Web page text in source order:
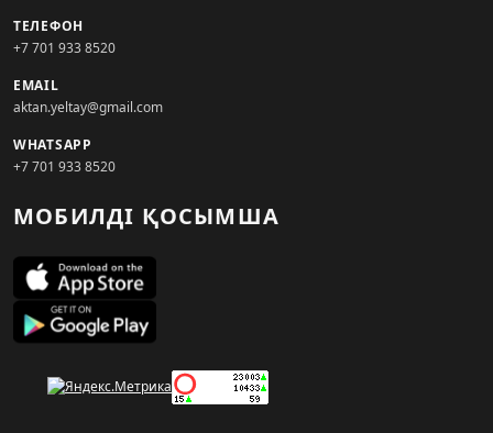
ТЕЛЕФОН
+7 701 933 8520
EMAIL
aktan.yeltay@gmail.com
WHATSAPP
+7 701 933 8520
МОБИЛДІ ҚОСЫМША